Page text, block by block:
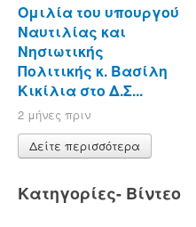
Ομιλία του υπουργού
Ναυτιλίας και
Νησιωτικής
Πολιτικής κ. Βασίλη
Κικίλια στο Δ.Σ...
2 μήνες πριν
Δείτε περισσότερα
Κατηγορίες- Βίντεο